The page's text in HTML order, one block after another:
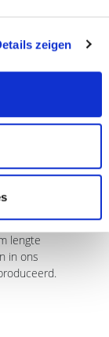
zeigen
en daarom
in lengte, maar
gemaakt
slip
lengte
in ons